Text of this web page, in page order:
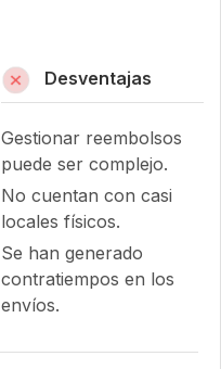
Desventajas
Gestionar reembolsos
puede ser complejo.
No cuentan con casi
locales físicos.
Se han generado
contratiempos en los
envíos.